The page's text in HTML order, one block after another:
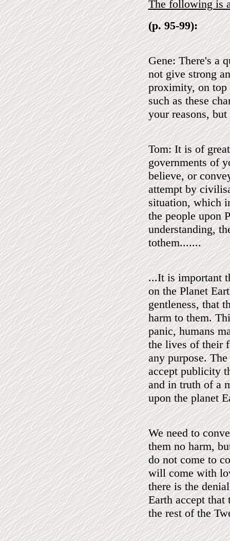
The following is
(p. 95-99):
Gene: There's a
not give strong
proximity, on top
such as these
your reasons,
Tom: It is of
governments of
believe, or
attempt by
situation, which
the people upon
understanding,
tothem.......
...It is important
on the Planet
gentleness, that
harm to them.
panic, humans
the lives of their
any purpose.
accept publicity
and in truth of a
upon the planet
We need to
them no harm,
do not come to
will come with
there is the
Earth accept
the rest of the